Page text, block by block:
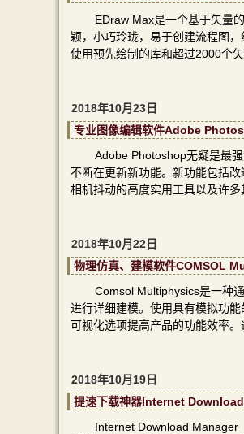
EDraw Max是一个基于矢量
颖，小巧玲珑，易于创建流程图
使用预先绘制的库和超过2000个
2018年10月23日
专业图像编辑软件Adobe
Adobe Photoshop无疑是最
不断在更新新功能。新功能包括
相机抖动的高度实用工具以及许多
2018年10月22日
物理仿真、建模软件COMSOL
Comsol Multiphysics是一种
进行详细建模。使用具有模拟功
可视化选项提高产品的功能效率
2018年10月19日
提速下载神器Internet
Internet Download Manager